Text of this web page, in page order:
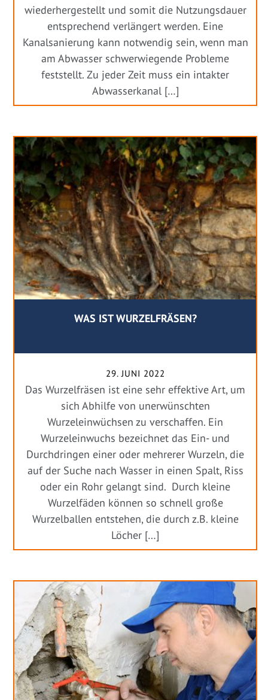
wiederhergestellt und somit die Nutzungsdauer
entsprechend verlängert werden. Eine
Kanalsanierung kann notwendig sein, wenn man
am Abwasser schwerwiegende Probleme
feststellt. Zu jeder Zeit muss ein intakter
Abwasserkanal […]
WAS IST WURZELFRÄSEN?
29. JUNI 2022
Das Wurzelfräsen ist eine sehr effektive Art, um
sich Abhilfe von unerwünschten
Wurzeleinwüchsen zu verschaffen. Ein
Wurzeleinwuchs bezeichnet das Ein- und
Durchdringen einer oder mehrerer Wurzeln, die
auf der Suche nach Wasser in einen Spalt, Riss
oder ein Rohr gelangt sind. Durch kleine
Wurzelfäden können so schnell große
Wurzelballen entstehen, die durch z.B. kleine
Löcher […]